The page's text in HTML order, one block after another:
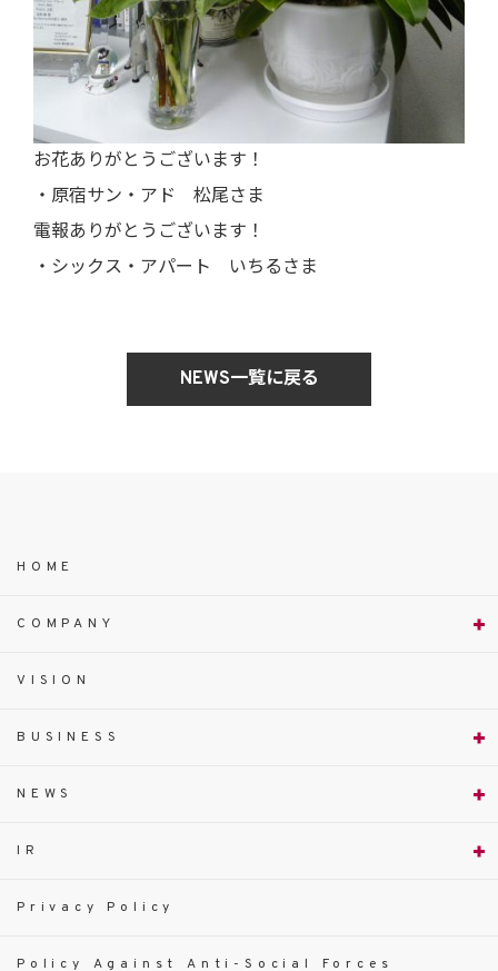
お花ありがとうございます！
・原宿サン・アド 松尾さま
電報ありがとうございます！
・シックス・アパート いちるさま
NEWS一覧に戻る
HOME
COMPANY
VISION
BUSINESS
NEWS
IR
Privacy Policy
Policy Against Anti-Social Forces